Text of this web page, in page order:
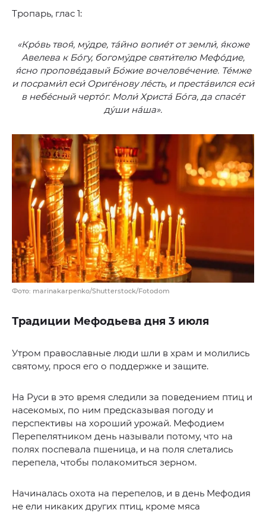
Тропарь, глас 1:
«Кро́вь твоя́, му́дре, та́йно вопие́т от земли́, я́коже
Авелева к Бо́гу, богому́дре святи́телю Мефо́дие,
я́сно пропове́давый Бо́жие вочелове́чение. Те́мже
и посрами́л еси́ Ориге́нову ле́сть, и преста́вился еси́
в небе́сный черто́г. Моли́ Христа́ Бо́га, да спасе́т
ду́ши на́ша».
Фото: marinakarpenko/Shutterstock/Fotodom
Традиции Мефодьева дня 3 июля
Утром православные люди шли в храм и молились
святому, прося его о поддержке и защите.
На Руси в это время следили за поведением птиц и
насекомых, по ним предсказывая погоду и
перспективы на хороший урожай. Мефодием
Перепелятником день называли потому, что на
полях поспевала пшеница, и на поля слетались
перепела, чтобы полакомиться зерном.
Начиналась охота на перепелов, и в день Мефодия
не ели никаких других птиц, кроме мяса